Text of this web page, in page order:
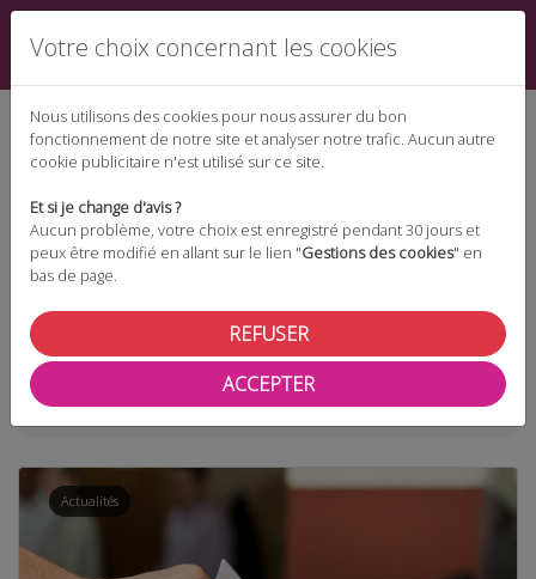
Espace téléchargement
Espace adhérent
Taxonomie éléction
Actualités
Votre choix concernant les cookies
Nous utilisons des cookies pour nous assurer du bon
fonctionnement de notre site et analyser notre trafic. Aucun autre
cookie publicitaire n'est utilisé sur ce site.
Et si je change d'avis ?
Aucun problème, votre choix est enregistré pendant 30 jours et
peux être modifié en allant sur le lien "Gestions des cookies" en
bas de page.
REFUSER
ACCEPTER